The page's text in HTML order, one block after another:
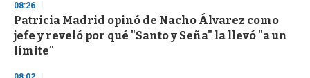
08:26
Patricia Madrid opinó de Nacho Álvarez como
jefe y reveló por qué "Santo y Seña" la llevó "a un
límite"